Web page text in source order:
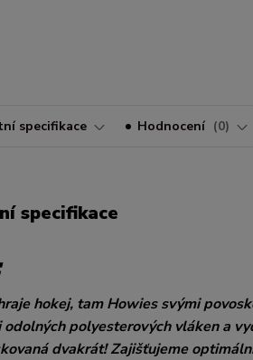
specifikace Hodnocení 0
specifikace
hokej, tam Howies svými
odolných polyesterových vláken a
dvakrát! Zajišťujeme